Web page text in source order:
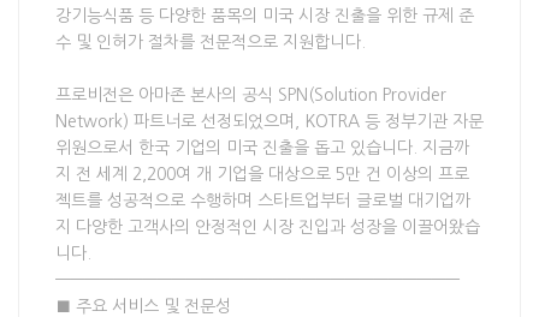
강기능식품 등 다양한 품목의 미국 시장 진출을 위한 규제 준
수 및 인허가 절차를 전문적으로 지원합니다.
프로비전은 아마존 본사의 공식 SPN(Solution Provider
Network) 파트너로 선정되었으며, KOTRA 등 정부기관 자문
위원으로서 한국 기업의 미국 진출을 돕고 있습니다. 지금까
지 전 세계 2,200여 개 기업을 대상으로 5만 건 이상의 프로
젝트를 성공적으로 수행하며 스타트업부터 글로벌 대기업까
지 다양한 고객사의 안정적인 시장 진입과 성장을 이끌어왔습
니다.
————————————————————————————
■ 주요 서비스 및 전문성